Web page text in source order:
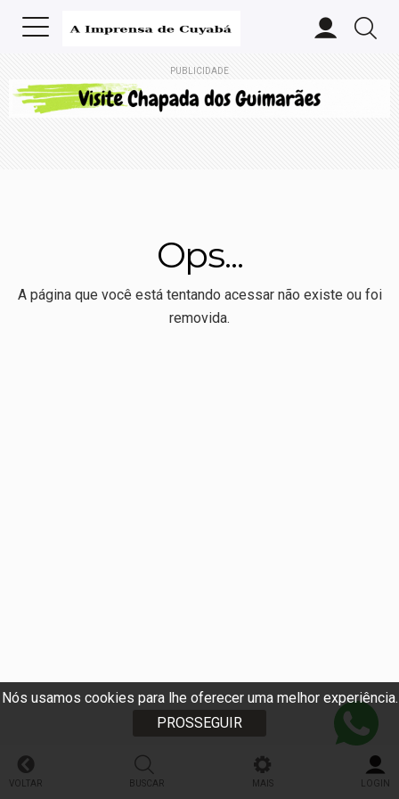
Nós usamos cookies para lhe oferecer uma melhor experiência.
PROSSEGUIR
PUBLICIDADE
Ops...
A página que você está tentando acessar não existe ou foi
removida.
VOLTAR BUSCAR MAIS LOGIN